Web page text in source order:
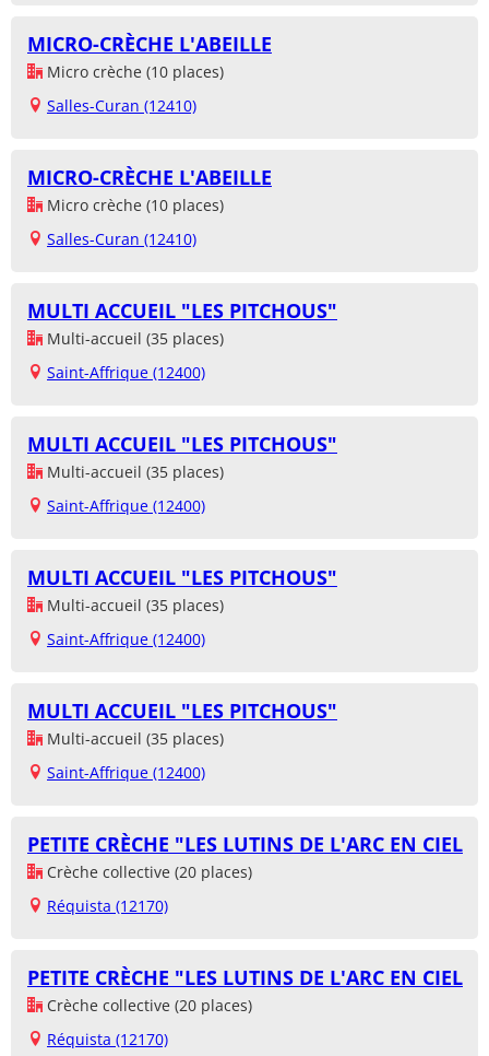
MICRO-CRÈCHE L'ABEILLE
Micro crèche (10 places)
Salles-Curan (12410)
MICRO-CRÈCHE L'ABEILLE
Micro crèche (10 places)
Salles-Curan (12410)
MULTI ACCUEIL "LES PITCHOUS"
Multi-accueil (35 places)
Saint-Affrique (12400)
MULTI ACCUEIL "LES PITCHOUS"
Multi-accueil (35 places)
Saint-Affrique (12400)
MULTI ACCUEIL "LES PITCHOUS"
Multi-accueil (35 places)
Saint-Affrique (12400)
MULTI ACCUEIL "LES PITCHOUS"
Multi-accueil (35 places)
Saint-Affrique (12400)
PETITE CRÈCHE "LES LUTINS DE L'ARC EN CIEL
Crèche collective (20 places)
Réquista (12170)
PETITE CRÈCHE "LES LUTINS DE L'ARC EN CIEL
Crèche collective (20 places)
Réquista (12170)